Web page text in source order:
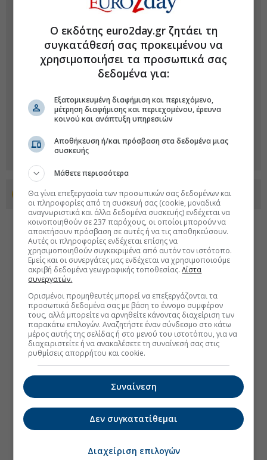
Προσθέστε το euro2day.gr στο Discover
Ο εκδότης euro2day.gr ζητάει τη
συγκατάθεσή σας προκειμένου να
χρησιμοποιήσει τα προσωπικά σας
δεδομένα για:
Εξατομικευμένη διαφήμιση και περιεχόμενο,
μέτρηση διαφήμισης και περιεχομένου, έρευνα
κοινού και ανάπτυξη υπηρεσιών
Αποθήκευση ή/και πρόσβαση στα δεδομένα μιας
συσκευής
Μάθετε περισσότερα
Θα γίνει επεξεργασία των προσωπικών σας δεδομένων και
οι πληροφορίες από τη συσκευή σας (cookie, μοναδικά
αναγνωριστικά και άλλα δεδομένα συσκευής) ενδέχεται να
κοινοποιηθούν σε 237 παρόχους, οι οποίοι μπορούν να
αποκτήσουν πρόσβαση σε αυτές ή να τις αποθηκεύσουν.
Αυτές οι πληροφορίες ενδέχεται επίσης να
χρησιμοποιηθούν συγκεκριμένα από αυτόν τον ιστότοπο.
Εμείς και οι συνεργάτες μας ενδέχεται να χρησιμοποιούμε
ακριβή δεδομένα γεωγραφικής τοποθεσίας.Λίστα
συνεργατών.
Ορισμένοι προμηθευτές μπορεί να επεξεργάζονται τα
προσωπικά δεδομένα σας με βάση το έννομο συμφέρον
τους, αλλά μπορείτε να αρνηθείτε κάνοντας διαχείριση των
παρακάτω επιλογών. Αναζητήστε έναν σύνδεσμο στο κάτω
μέρος αυτής της σελίδας ή στο μενού του ιστοτόπου, για να
διαχειριστείτε ή να ανακαλέσετε τη συναίνεσή σας στις
ρυθμίσεις απορρήτου και cookie.
Συναίνεση
Δεν συγκατατίθεμαι
Διαχείριση επιλογών